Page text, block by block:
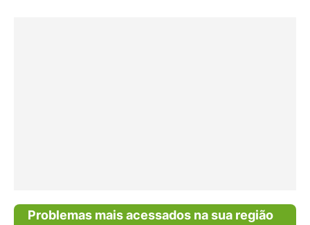
Problemas mais acessados na sua região